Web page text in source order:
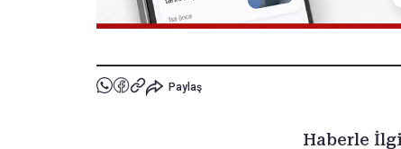
Paylaş
Haberle